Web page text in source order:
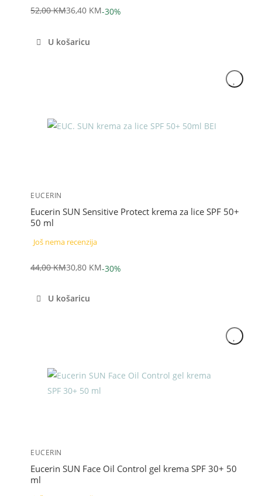
52,00KM
Izvorna
bila
36,40 KM
Trenutna
je:
-30%
U košaricu
EUCERIN
Eucerin SUN Sensitive Protect krema za lice SPF 50+
50 ml
Još nema recenzija
44,00KM
Izvorna
bila
30,80 KM
Trenutna
je:
-30%
U košaricu
EUCERIN
Eucerin SUN Face Oil Control gel krema SPF 30+ 50
ml